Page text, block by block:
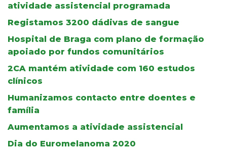
atividade assistencial programada
Registamos 3200 dádivas de sangue
Hospital de Braga com plano de formação
apoiado por fundos comunitários
2CA mantém atividade com 160 estudos
clínicos
Humanizamos contacto entre doentes e
família
Aumentamos a atividade assistencial
Dia do Euromelanoma 2020